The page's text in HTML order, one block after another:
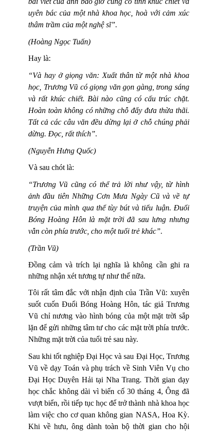
uyên bác của một nhà khoa học, hoà với cảm xúc
thâm trầm của một nghệ sĩ”.
(Hoàng Ngọc Tuấn)
Hay là:
“Và hay ở giọng văn: Xuất thân từ một nhà khoa
học, Trương Vũ có giọng văn gọn gàng, trong sáng
và rất khúc chiết. Bài nào cũng có cấu trúc chặt.
Hoàn toàn không có những chỗ đẩy đưa thừa thãi.
Tất cả các câu văn đều dừng lại ở chỗ chúng phải
dừng. Đọc, rất thích”.
(Nguyễn Hưng Quốc)
Và sau chót là:
“Trương Vũ cũng có thể trả lời như vậy, từ hình
ảnh đầu tiên Những Cơn Mưa Ngày Cũ và về tự
truyện của mình qua thể tùy bút và tiểu luận. Đuổi
Bóng Hoàng Hôn là mặt trời đã sau lưng nhưng
vẫn còn phía trước, cho một tuổi trẻ khác”.
(Trần Vũ)
Đồng cảm và trích lại nghĩa là không cần ghi ra
những nhận xét tương tự như thế nữa.
Tôi rất tâm đắc với nhận định của Trần Vũ: xuyên
suốt cuốn Đuổi Bóng Hoàng Hôn, tác giả Trương
Vũ chỉ nương vào hình bóng của một mặt trời sắp
lặn để gửi những tâm tư cho các mặt trời phía trước.
Những mặt trời của tuổi trẻ sau này.
Sau khi tốt nghiệp Đại Học và sau Đại Học, Trương
Vũ về dạy Toán và phụ trách về Sinh Viên Vụ cho
Đại Học Duyên Hải tại Nha Trang. Thời gian dạy
học chắc không dài vì biến cố 30 tháng 4, Ông đã
vượt biển, rồi tiếp tục học để trở thành nhà khoa học
làm việc cho cơ quan không gian NASA, Hoa Kỳ.
Khi về hưu, ông dành toàn bộ thời gian cho hội